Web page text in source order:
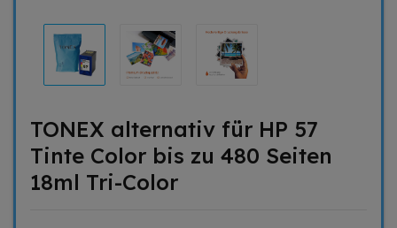
TONEX alternativ für HP 57
Tinte Color bis zu 480 Seiten
18ml Tri-Color